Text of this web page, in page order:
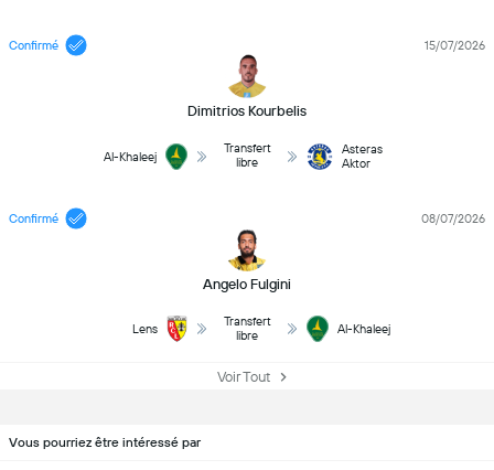
Confirmé
Dimitrios Kourbelis
15/07/2026
Al-Khaleej
Transfert
libre
Asteras
Aktor
Confirmé
Angelo Fulgini
08/07/2026
Lens
Transfert
libre
Al-Khaleej
Voir Tout
Vous pourriez être intéressé par